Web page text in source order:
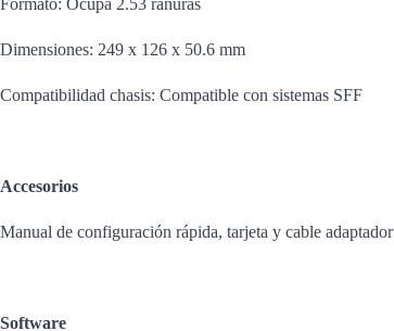
Formato: Ocupa 2.53 ranuras
Dimensiones: 249 x 126 x 50.6 mm
Compatibilidad chasis: Compatible con sistemas SFF
Accesorios
Manual de configuración rápida, tarjeta y cable adaptador
Software